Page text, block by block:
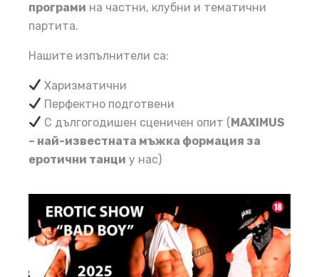
програми на частни, клубни и тематични
партита.
Нашите изпълнители са:
Харизматични
Перфектно подготвени
С дългогодишен сценичен опит (MAXIMUS
– най-известната мъжка формация за
еротични танци у нас)